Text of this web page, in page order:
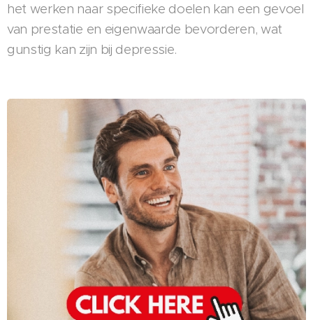
het werken naar specifieke doelen kan een gevoel
van prestatie en eigenwaarde bevorderen, wat
gunstig kan zijn bij depressie.